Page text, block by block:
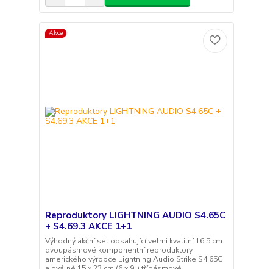
Akce
Reproduktory LIGHTNING AUDIO S4.65C
+ S4.69.3 AKCE 1+1
Výhodný akční set obsahující velmi kvalitní 16.5 cm
dvoupásmové komponentní reproduktory
amerického výrobce Lightning Audio Strike S4.65C